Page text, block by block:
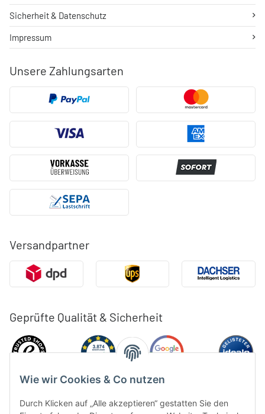
Wie wir Cookies & Co nutzen
Durch Klicken auf „Alle akzeptieren“ gestatten Sie den
Unsere Zahlungsarten
Versandpartner
Geprüfte Qualität & Sicherheit
Sicherheit & Datenschutz
Impressum